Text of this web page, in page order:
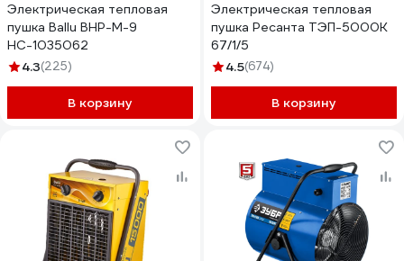
Электрическая тепловая
пушка Ballu BHP-M-9
НС-1035062
4.3(225)
В корзину
Электрическая тепловая
пушка Ресанта ТЭП-5000К
67/1/5
4.5(674)
В корзину